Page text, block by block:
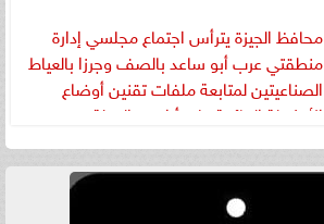
محافظ الجيزة يترأس اجتماع مجلسي إدارة
منطقتي عرب أبو ساعد بالصف وجرزا بالعياط
الصناعيتين لمتابعة ملفات تقنين أوضاع
الأنشطة القائمة على أراضي الدولة